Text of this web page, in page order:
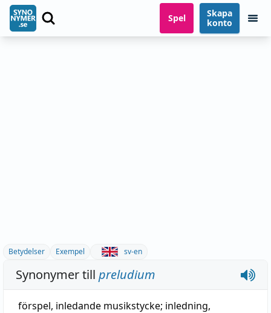
Spel
Skapa
konto
Betydelser Exempel sv-en
Synonymer till preludium
förspel, inledande musikstycke; inledning,